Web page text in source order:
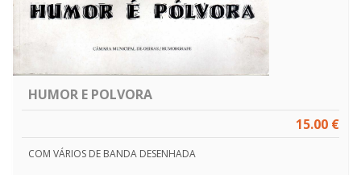
HUMOR E POLVORA
15.00 €
COM VÁRIOS DE BANDA DESENHADA